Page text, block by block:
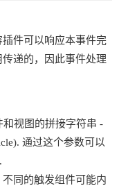
件可以响应本事件完
递的，因此事件处理
视图的拼接字符串 -
通过这个参数可以
同的触发组件可能内